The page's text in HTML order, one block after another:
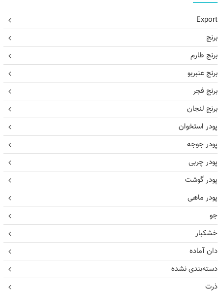
Export
برنج
برنج طارم
برنج عنبربو
برنج فجر
برنج لنجان
پودر استخوان
پودر جوجه
پودر چربی
پودر گوشت
پودر ماهی
جو
خشکبار
دان آماده
دسته‌بندی نشده
ذرت